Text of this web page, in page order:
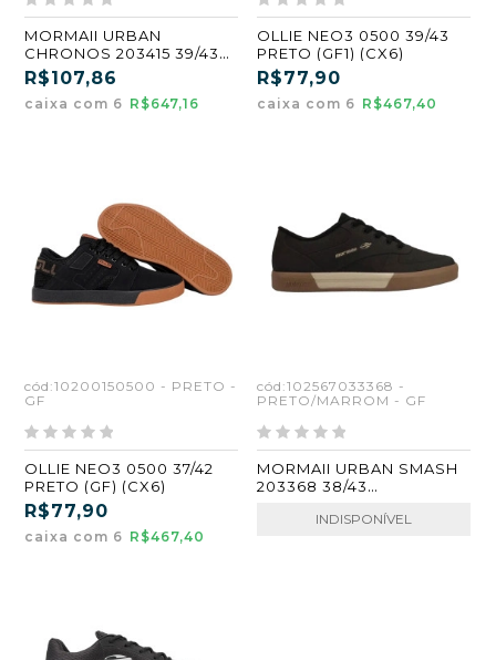
MORMAII URBAN
CHRONOS 203415 39/43
PRETO/KHAKI (GF1) (CX6)
R$107,86
caixa com 6 R$647,16
OLLIE NEO3 0500 39/43
PRETO (GF1) (CX6)
R$77,90
caixa com 6 R$467,40
cód:10200150500 - PRETO -
GF
OLLIE NEO3 0500 37/42
PRETO (GF) (CX6)
R$77,90
caixa com 6 R$467,40
cód:102567033368 -
PRETO/MARROM - GF
MORMAII URBAN SMASH
203368 38/43
ATACADO KIT 6 PARES
INDISPONÍVEL